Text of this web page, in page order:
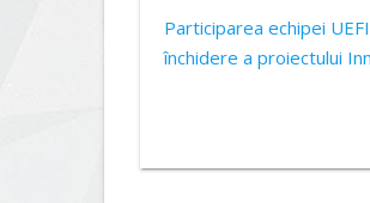
Participarea echipei
închidere a proiectului